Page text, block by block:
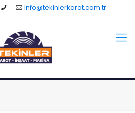
info@tekinlerkarot.com.tr